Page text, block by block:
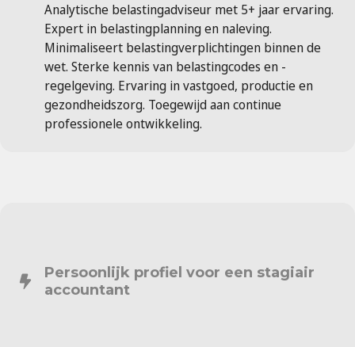
Analytische belastingadviseur met 5+ jaar ervaring.
Expert in belastingplanning en naleving.
Minimaliseert belastingverplichtingen binnen de
wet. Sterke kennis van belastingcodes en -
regelgeving. Ervaring in vastgoed, productie en
gezondheidszorg. Toegewijd aan continue
professionele ontwikkeling.
Persoonlijk profiel voor een stagiair
accountant